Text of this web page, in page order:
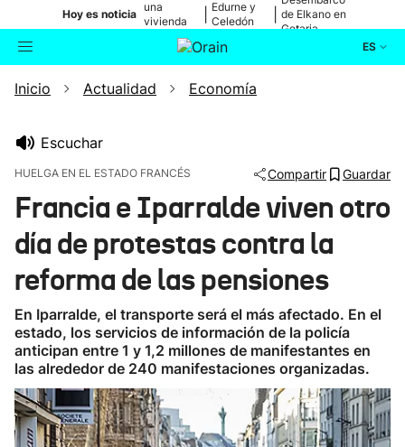
Hoy es noticia
una
vivienda
de Bilbao
Edurne y
Celedón
de Elkano en
Getaria
ES
Buscador Actualidad
Ikusmiran
Eguraldia
Inicio Actualidad Economía
Escuchar
HUELGA EN EL ESTADO FRANCÉS Compartir Guardar
Francia e Iparralde viven otro
día de protestas contra la
reforma de las pensiones
En Iparralde, el transporte será el más afectado. En el
estado, los servicios de información de la policía
anticipan entre 1 y 1,2 millones de manifestantes en
las alrededor de 240 manifestaciones organizadas.